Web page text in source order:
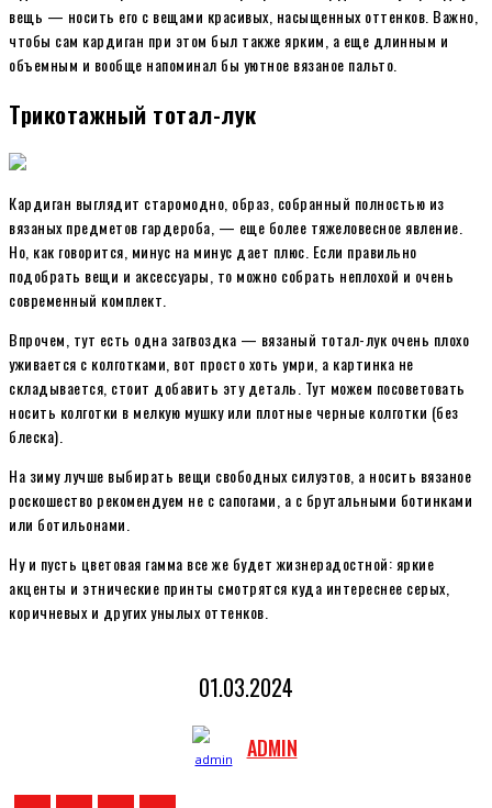
вещь — носить его с вещами красивых, насыщенных оттенков. Важно,
чтобы сам кардиган при этом был также ярким, а еще длинным и
объемным и вообще напоминал бы уютное вязаное пальто.
Трикотажный тотал-лук
Кардиган выглядит старомодно, образ, собранный полностью из
вязаных предметов гардероба, — еще более тяжеловесное явление.
Но, как говорится, минус на минус дает плюс. Если правильно
подобрать вещи и аксессуары, то можно собрать неплохой и очень
современный комплект.
Впрочем, тут есть одна загвоздка — вязаный тотал-лук очень плохо
уживается с колготками, вот просто хоть умри, а картинка не
складывается, стоит добавить эту деталь. Тут можем посоветовать
носить колготки в мелкую мушку или плотные черные колготки (без
блеска).
На зиму лучше выбирать вещи свободных силуэтов, а носить вязаное
роскошество рекомендуем не с сапогами, а с брутальными ботинками
или ботильонами.
Ну и пусть цветовая гамма все же будет жизнерадостной: яркие
акценты и этнические принты смотрятся куда интереснее серых,
коричневых и других унылых оттенков.
01.03.2024
ADMIN